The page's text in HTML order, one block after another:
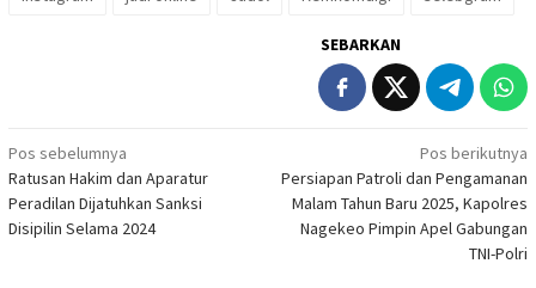
SEBARKAN
Navigasi
pos
Pos sebelumnya
Ratusan Hakim dan Aparatur
Peradilan Dijatuhkan Sanksi
Disipilin Selama 2024
Pos berikutnya
Persiapan Patroli dan Pengamanan
Malam Tahun Baru 2025, Kapolres
Nagekeo Pimpin Apel Gabungan
TNI-Polri